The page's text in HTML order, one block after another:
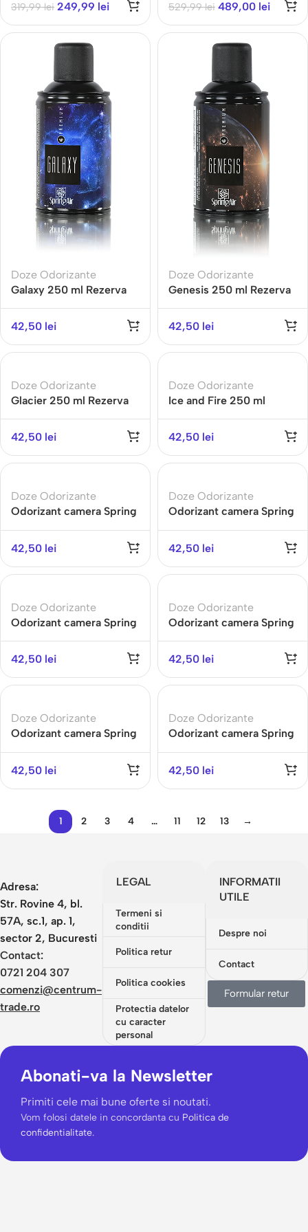
319,99lei 249,99 lei
Ambientală 250 m²
529,99lei 489,00 lei
Doze Odorizante
Galaxy 250 ml Rezerva
camera, Spring Air
42,50 lei
Doze Odorizante
Genesis 250 ml Rezerva
camera, Spring Air
42,50 lei
Doze Odorizante
Glacier 250 ml Rezerva
odorizanta pentru
camera, Spring Air
42,50 lei
Doze Odorizante
Ice and Fire 250 ml
Rezerva odorizanta
pentru camera, Spring
Air
42,50 lei
Doze Odorizante
Odorizant camera Spring
pulverizari, parfum
premium
42,50 lei
Doze Odorizante
Odorizant camera Spring
pulverizari, parfum
premium
42,50 lei
Doze Odorizante
Odorizant camera Spring
pulverizari, parfum
premium
42,50 lei
Doze Odorizante
Odorizant camera Spring
– 3000 pulverizari,
parfum premium
42,50 lei
Doze Odorizante
Odorizant camera Spring
pulverizari, parfum
premium
42,50 lei
Doze Odorizante
Odorizant camera Spring
pulverizari, parfum
premium
42,50 lei
1 2 3 4 … 11 12 13 →
Adresa:
Str. Rovine 4, bl.
57A, sc.1, ap. 1,
sector 2, Bucuresti
Contact:
0721 204 307
comenzi@centrum-
trade.ro
LEGAL
Termeni si
conditii
Politica retur
Politica cookies
Protectia datelor
cu caracter
personal
INFORMATII
UTILE
Despre noi
Contact
Formular retur
Abonati-va la Newsletter
Primiti cele mai bune oferte si noutati.
Vom folosi datele in concordanta cu Politica de
confidentialitate.